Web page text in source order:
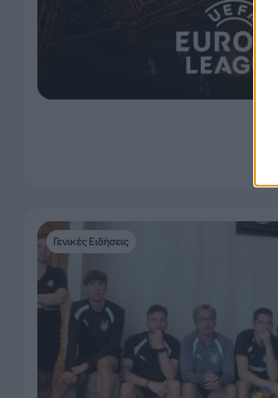
Γενικές Ειδήσεις